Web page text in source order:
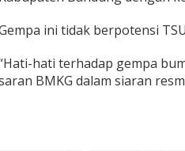
ini tidak berpotensi
hati terhadap gempa
BMKG dalam siaran